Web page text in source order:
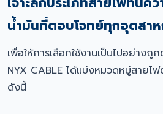
น้ำมันที่ตอบโจทย์ทุกอุตสาห
เพื่อให้การเลือกใช้งานเป็นไปอย่าง
NYX CABLE ได้แบ่งหมวดหมู่สายไ
ดังนี้